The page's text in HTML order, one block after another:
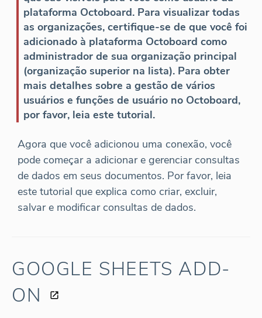
plataforma Octoboard. Para visualizar todas
as organizações, certifique-se de que você foi
adicionado à plataforma Octoboard como
administrador de sua organização principal
(organização superior na lista). Para obter
mais detalhes sobre a gestão de vários
usuários e funções de usuário no Octoboard,
por favor, leia este tutorial.
Agora que você adicionou uma conexão, você
pode começar a adicionar e gerenciar consultas
de dados em seus documentos. Por favor, leia
este tutorial que explica como criar, excluir,
salvar e modificar consultas de dados.
GOOGLE SHEETS ADD-
ON